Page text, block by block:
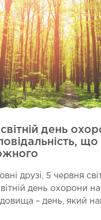
день
друзі, 5 червня
день охорони
– день, який